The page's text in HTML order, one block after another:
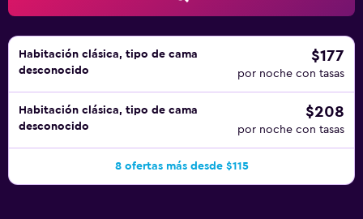
Habitación clásica, tipo de cama
desconocido
$177
por noche con tasas
Habitación clásica, tipo de cama
desconocido
$208
por noche con tasas
8 ofertas más desde $115